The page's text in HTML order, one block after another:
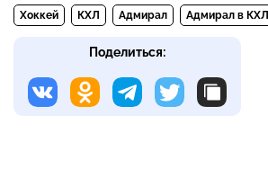
Хоккей КХЛ Адмирал Адмирал в КХЛ
Поделиться: